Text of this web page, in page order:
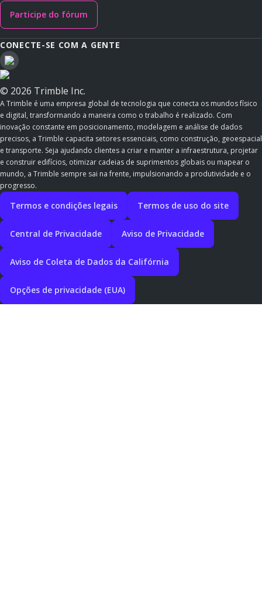
Participe do fórum
CONECTE-SE COM A GENTE
© 2026 Trimble Inc.
A Trimble é uma empresa global de tecnologia que conecta os mundos físico
e digital, transformando a maneira como o trabalho é realizado. Com
inovação constante em posicionamento, modelagem e análise de dados
precisos, a Trimble capacita setores essenciais, como construção, geoespacial
e transporte. Seja ajudando clientes a criar e manter a infraestrutura, projetar
e construir edifícios, otimizar cadeias de suprimentos globais ou mapear o
mundo, a Trimble sempre sai na frente, impulsionando a produtividade e o
progresso.
Termos e condições legais Termos de uso do site
Central de Privacidade Aviso de Privacidade
Aviso de Coleta de Dados da Califórnia
Opções de privacidade (EUA)